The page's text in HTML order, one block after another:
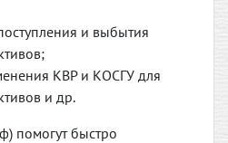
и выбытия
КВР и КОСГУ для
и др.
помогут быстро